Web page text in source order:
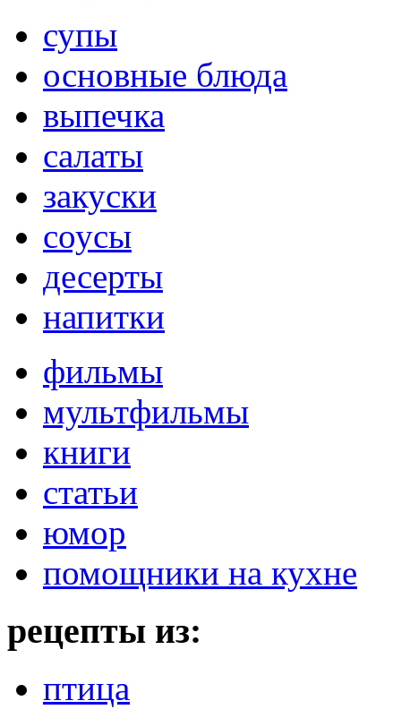
супы
основные блюда
выпечка
салаты
закуски
соусы
десерты
напитки
фильмы
мультфильмы
книги
статьи
юмор
помощники на кухне
рецепты из:
птица